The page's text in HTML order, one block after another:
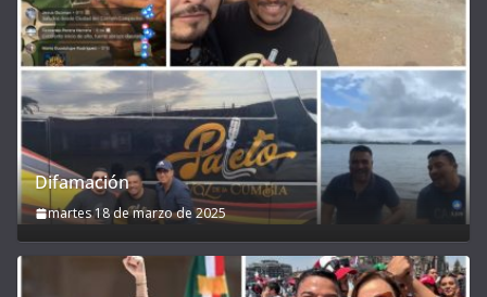
Difamación
martes 18 de marzo de 2025